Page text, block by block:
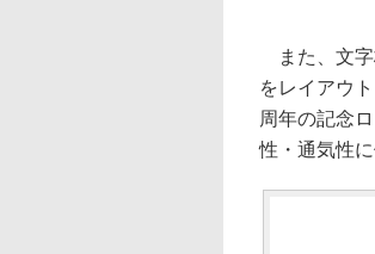
また、文字
をレイアウ
周年の記念
性・通気性